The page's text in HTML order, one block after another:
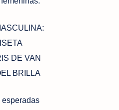
DE VAN
BRILLA
esperadas